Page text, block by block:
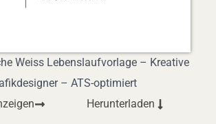
Weiss Lebenslaufvorlage – Kreative
– ATS-optimiert
Herunterladen